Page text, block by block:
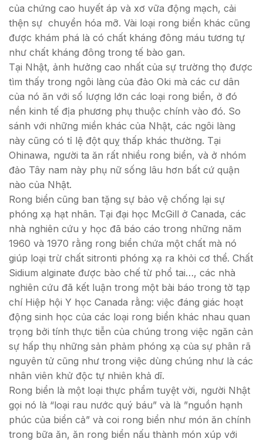
của chứng cao huyết áp và xơ vữa động mạch, cải
thện sự chuyển hóa mỡ. Vài loại rong biển khác cũng
được khám phá là có chất kháng đông máu tương tự
như chất kháng đông trong tế bào gan.
Tại Nhật, ảnh hưởng cao nhất của sự trường thọ được
tìm thấy trong ngôi làng của đảo Oki mà các cư dân
của nó ăn với số lượng lớn các loại rong biển, ở đó
nền kinh tế địa phương phụ thuộc chính vào đó. So
sánh với những miền khác của Nhật, các ngôi làng
này cũng có tỉ lệ đột quỵ thấp khác thường. Tại
Ohinawa, người ta ăn rất nhiều rong biển, và ở nhóm
đảo Tây nam này phụ nữ sống lâu hơn bất cứ quận
nào của Nhật.
Rong biển cũng ban tặng sự bảo vệ chống lại sự
phóng xạ hạt nhân. Tại đại học McGill ở Canada, các
nhà nghiên cứu y học đã báo cáo trong những năm
1960 và 1970 rằng rong biển chứa một chất mà nó
giúp loại trừ chất sitronti phóng xạ ra khỏi cơ thể. Chất
Sidium alginate được bào chế từ phổ tai…, các nhà
nghiên cứu đã kết luận trong một bài báo trong tờ tạp
chí Hiệp hội Y học Canada rằng: việc đáng giác hoạt
động sinh học của các loại rong biển khác nhau quan
trọng bởi tính thực tiễn của chúng trong việc ngăn cản
sự hấp thụ những sản phảm phóng xạ của sự phân rã
nguyên tử cũng như trong việc dùng chúng như là các
nhân viên khử độc tự nhiên khả dĩ.
Rong biển là một loại thực phẩm tuyệt vời, người Nhật
gọi nó là “loại rau nước quý báu” và là ”nguồn hạnh
phúc của biển cả” và coi rong biển như món ăn chính
trong bữa ăn, ăn rong biển nấu thành món xúp với